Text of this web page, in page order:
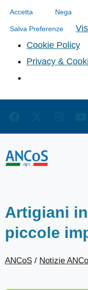
Accetta Nega
Salva Preferenze
Cookie Policy
Privacy &
Artigiani
piccole
ANCoS / Notizie